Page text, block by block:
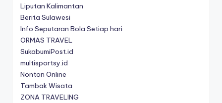
Liputan Kalimantan
Berita Sulawesi
Info Seputaran Bola Setiap hari
ORMAS TRAVEL
SukabumiPost.id
multisportsy.id
Nonton Online
Tambak Wisata
ZONA TRAVELING